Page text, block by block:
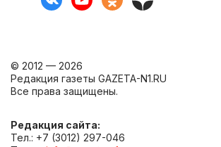
© 2012 — 2026
Редакция газеты GAZETA-N1.RU
Все права защищены.
Редакция сайта:
Тел.: +7 (3012) 297-046